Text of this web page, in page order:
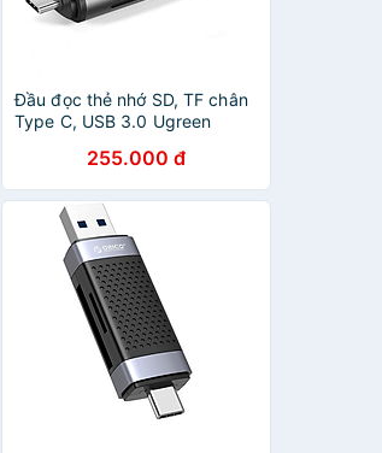
Đầu đọc thẻ nhớ SD, TF chân
Type C, USB 3.0 Ugreen
255.000 đ